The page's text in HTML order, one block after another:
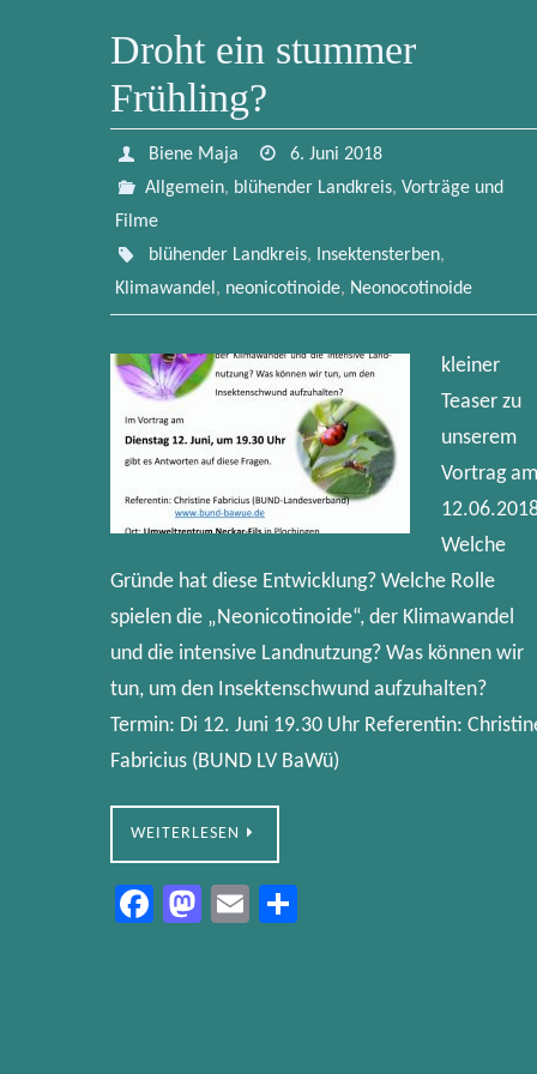
Droht ein stummer
Frühling?
Biene Maja
6. Juni 2018
Allgemein, blühender Landkreis, Vorträge und
Filme
blühender Landkreis, Insektensterben,
Klimawandel , neonicotinoide, Neonocotinoide
kleiner
Teaser zu
unserem
Vortrag am
Welche
Gründe hat diese Entwicklung? Welche Rolle
spielen die „Neonicotinoide“, der Klimawandel
und die intensive Landnutzung? Was können wir
tun, um den Insektenschwund aufzuhalten?
Termin: Di 12. Juni 19.30 Uhr Referentin:
Fabricius (BUND LV BaWü)
WEITERLESEN
Fa
M
E